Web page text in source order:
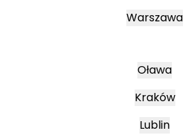
Warszawa
Oława
Kraków
Lublin